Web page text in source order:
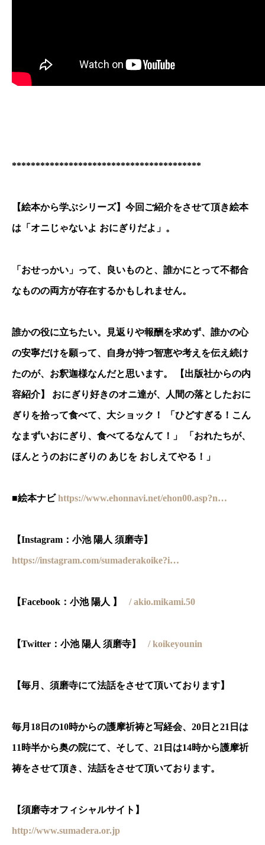
****************************************
【絵本から学ぶシリーズ】今回ご紹介をさせて頂き絵本
は「オニじゃないよ おにぎりだよ」。
「おせっかい」って、良いものと、誰かにとって不都合
なものの両方が存在するかもしれません。
誰かの役に立ちたい。見返りや報酬を求めず、誰かの心
の安寧だけを願って、自身が持つ智恵や考えを伝え続け
たのが、お釈迦様なんだと思います。 【出版社からの内
容紹介】 おにぎり好きのオニ達が、人間の落としたおに
ぎりを拾って食べて、大ショック！ 「ひどすぎる！こん
なまずいおにぎり、食べてるなんて！」 「おれたちが、
ほんとうのおにぎりの あじを おしえてやる！」
■絵本ナビhttps://www.ehonnavi.net/ehon00.asp?n…
【Instagram：小池 陽人 須磨寺】
https://instagram.com/sumaderakoike?i…
【Facebook：小池 陽人 】 / akio.mikami.50
【Twitter：小池 陽人 須磨寺】 / koikeyounin
【毎月、須磨寺にて法話をさせて頂いております】
毎月18日の10時からの護摩祈祷と写経会、20日と21日は
11時半から奥の院にて、そして、21日は14時から護摩祈
祷をさせて頂き、法話をさせて頂いております。
【須磨寺オフィシャルサイト】
http://www.sumadera.or.jp